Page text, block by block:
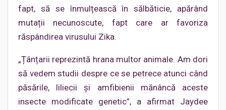
fapt, să se înmulțească în sălbăticie, apărând
mutații necunoscute, fapt care ar favoriza
răspândirea virusului Zika.
„Țânțarii reprezintă hrana multor animale. Am dori
să vedem studii despre ce se petrece atunci când
păsările, liliecii și amfibienii mănâncă aceste
insecte modificate genetic”, a afirmat Jaydee